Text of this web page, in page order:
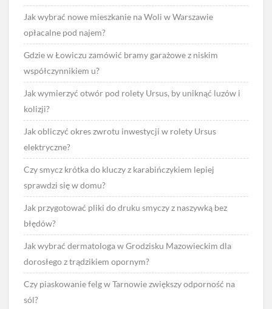
Jak wybrać nowe mieszkanie na Woli w Warszawie
opłacalne pod najem?
Gdzie w Łowiczu zamówić bramy garażowe z niskim
współczynnikiem u?
Jak wymierzyć otwór pod rolety Ursus, by uniknąć luzów i
kolizji?
Jak obliczyć okres zwrotu inwestycji w rolety Ursus
elektryczne?
Czy smycz krótka do kluczy z karabińczykiem lepiej
sprawdzi się w domu?
Jak przygotować pliki do druku smyczy z naszywką bez
błędów?
Jak wybrać dermatologa w Grodzisku Mazowieckim dla
dorosłego z trądzikiem opornym?
Czy piaskowanie felg w Tarnowie zwiększy odporność na
sól?